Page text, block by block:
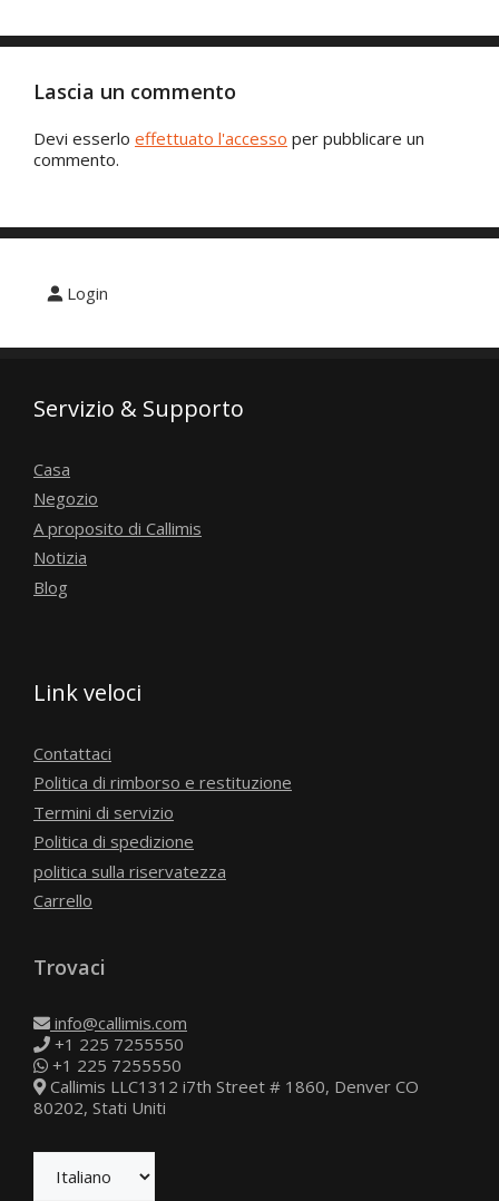
Lascia un commento
Devi esserlo effettuato l'accesso per pubblicare un
commento.
Login
Servizio & Supporto
Casa
Negozio
A proposito di Callimis
Notizia
Blog
Link veloci
Contattaci
Politica di rimborso e restituzione
Termini di servizio
Politica di spedizione
politica sulla riservatezza
Carrello
Trovaci
info@callimis.com
+1 225 7255550
+1 225 7255550
Callimis LLC1312 i7th Street # 1860, Denver CO
80202, Stati Uniti